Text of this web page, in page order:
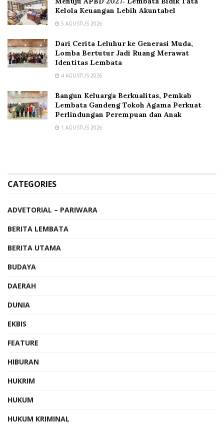
Kelola Keuangan Lebih Akuntabel
5 AGUSTUS 2026
Dari Cerita Leluhur ke Generasi Muda,
Lomba Bertutur Jadi Ruang Merawat
Identitas Lembata
4 AGUSTUS 2026
Bangun Keluarga Berkualitas, Pemkab
Lembata Gandeng Tokoh Agama Perkuat
Perlindungan Perempuan dan Anak
1 AGUSTUS 2026
CATEGORIES
ADVETORIAL – PARIWARA
BERITA LEMBATA
BERITA UTAMA
BUDAYA
DAERAH
DUNIA
EKBIS
FEATURE
HIBURAN
HUKRIM
HUKUM
HUKUM KRIMINAL